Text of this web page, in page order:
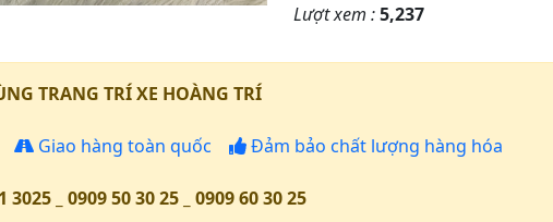
Lượt xem :5,237
TRANG TRÍ XE HOÀNG TRÍ
Giao hàng toàn quốc Đảm bảo chất lượng hàng hóa
3025 _ 0909 50 30 25 _ 0909 60 30 25